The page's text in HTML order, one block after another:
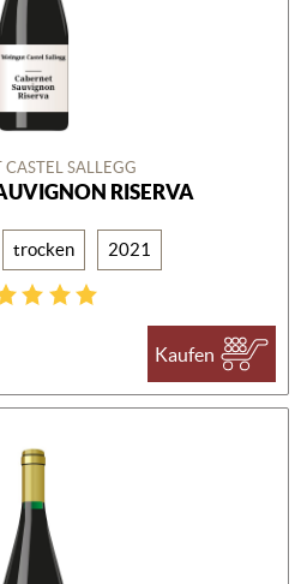
SALLEGG
RISERVA
trocken 2021
Kaufen